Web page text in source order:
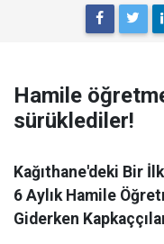
Hamile
sürüklediler!
Kağıthane'deki Bir
6 Aylık Hamile
Giderken